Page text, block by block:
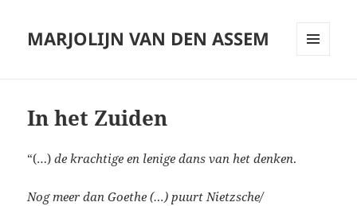
MARJOLIJN VAN DEN ASSEM
In het Zuiden
“(…)de krachtige en lenige dans van het denken.
Nog meer dan Goethe (…) puurt Nietzsche/